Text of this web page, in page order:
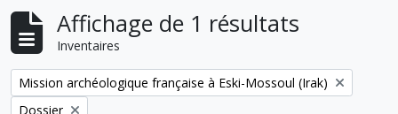
Affichage de 1 résultats
Inventaires
Remove filter:
Mission archéologique française à Eski-Mossoul (Irak)
Remove filter:
Dossier